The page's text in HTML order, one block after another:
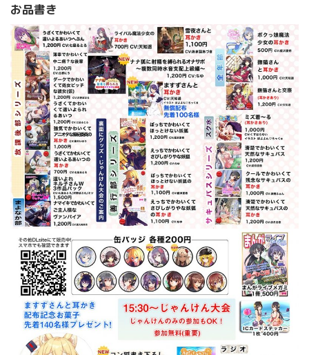
お品書き